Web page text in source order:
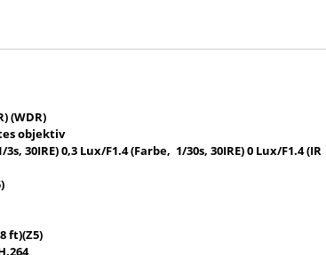
(WDR)
objektiv
30IRE) 0,3 Lux/F1.4 (Farbe, 1/30s, 30IRE) 0 Lux/F1.4 (IR
ft)(Z5)